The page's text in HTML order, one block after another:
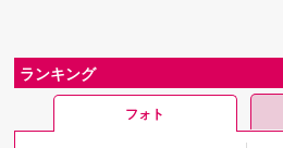
ランキング
フォト